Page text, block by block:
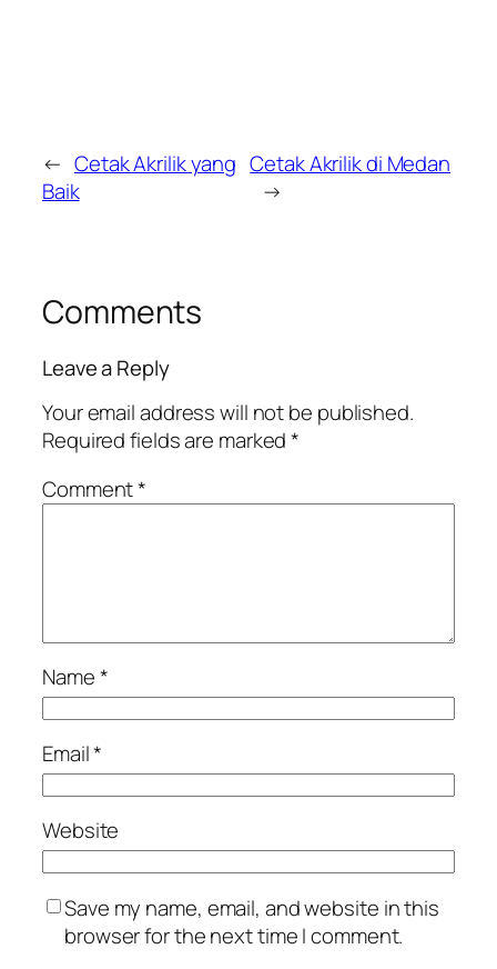
← Cetak Akrilik yang
Baik
Cetak Akrilik di Medan
→
Comments
Leave a Reply
Your email address will not be published.
Required fields are marked*
Comment*
Name*
Email*
Website
Save my name, email, and website in this
browser for the next time I comment.